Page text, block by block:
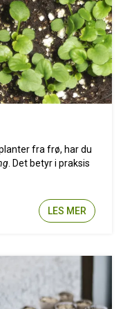
fra frø, har du
. Det betyr i praksis
LES MER